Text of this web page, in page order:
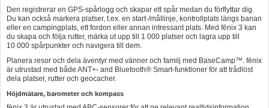
Den registrerar en GPS-spårlogg och skapar ett spår medan du förflyttar dig.
Du kan också markera platser, t.ex. en start-/mållinje, kontrollplats längs banan
eller en campingplats, ett fordon eller annan intressant plats. Med fēnix 3 kan
du skapa och följa rutter, märka ut upp till 1 000 platser och lagra upp till
10 000 spårpunkter och navigera till dem.
Planera resor och dela äventyr med vänner och familj med BaseCamp™. fēnix
är utrustad med både ANT+- and Bluetooth® Smart-funktioner för att trådlöst
dela platser, rutter och geocacher.
Höjdmätare, barometer och kompass